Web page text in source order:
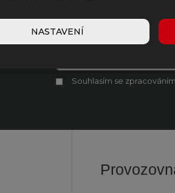
Souhlasím
údajů.
Souhlasím se zpracováním
nepodařilo
NASTAVENÍ